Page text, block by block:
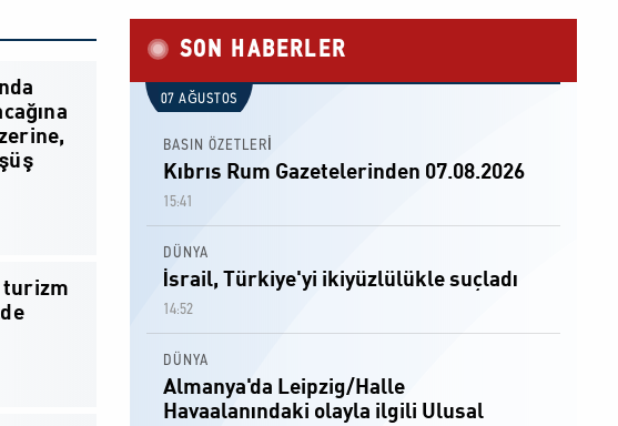
turizm
SON HABERLER
07 AĞUSTOS
BASIN ÖZETLERİ
Kıbrıs Rum Gazetelerinden 07.08.2026
15:41
DÜNYA
İsrail, Türkiye'yi ikiyüzlülükle suçladı
14:52
DÜNYA
Almanya'da Leipzig/Halle
Havaalanındaki olayla ilgili Ulusal